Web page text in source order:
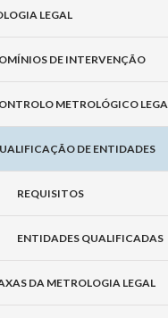
LEGAL
DE INTERVENÇÃO
METROLÓGICO
DE ENTIDADES
REQUISITOS
ENTIDADES QUALIFICADAS
DA METROLOGIA LEGAL